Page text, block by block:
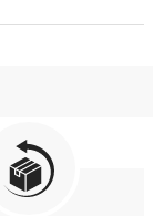
Body Takımı (9-12-